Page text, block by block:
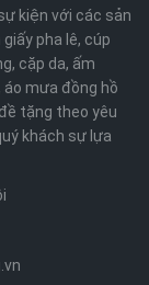
kiện với các sản
pha lê, cúp
cặp da, ấm
áo mưa đồng hồ
tặng theo yêu
khách sự lựa